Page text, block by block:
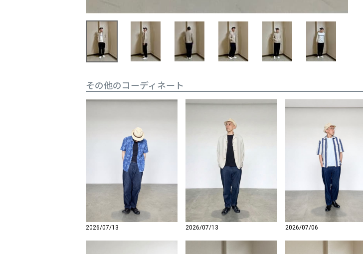
その他のコーディネート
2026/07/13 2026/07/13 2026/07/06